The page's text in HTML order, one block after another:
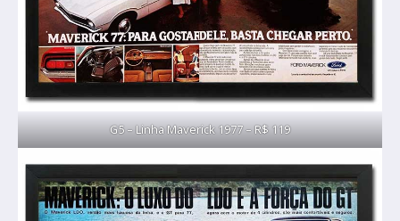
G5 – Linha Maverick 1977 – R$ 119